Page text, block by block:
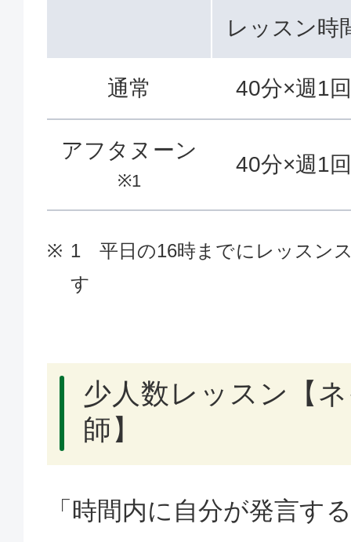
レッスン時
通常 40分×週1
アフタヌーン
※1
40分×週1
1 平日の16時までにレッスン
す
少人数レッスン【
師】
「時間内に自分が発言す